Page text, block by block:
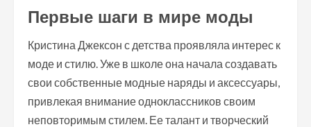
Первые шаги в мире моды
Кристина Джексон с детства проявляла интерес к
моде и стилю. Уже в школе она начала создавать
свои собственные модные наряды и аксессуары,
привлекая внимание одноклассников своим
неповторимым стилем. Ее талант и творческий